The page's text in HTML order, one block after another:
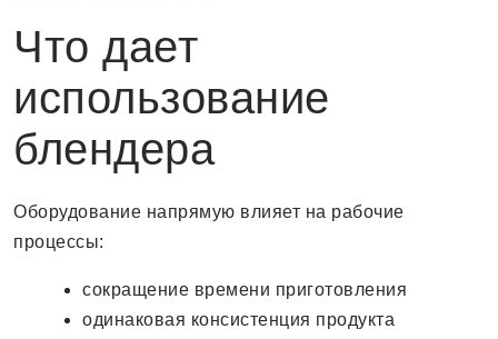
Что дает
использование
блендера
Оборудование напрямую влияет на рабочие
процессы:
сокращение времени приготовления
одинаковая консистенция продукта